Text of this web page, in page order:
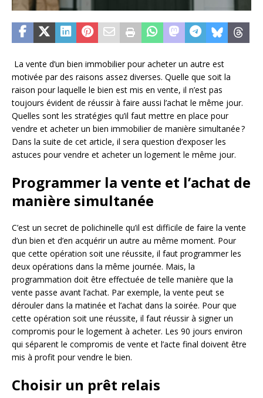
La vente d’un bien immobilier pour acheter un autre est
motivée par des raisons assez diverses. Quelle que soit la
raison pour laquelle le bien est mis en vente, il n’est pas
toujours évident de réussir à faire aussi l’achat le même jour.
Quelles sont les stratégies qu’il faut mettre en place pour
vendre et acheter un bien immobilier de manière simultanée ?
Dans la suite de cet article, il sera question d’exposer les
astuces pour vendre et acheter un logement le même jour.
Programmer la vente et l’achat de
manière simultanée
C’est un secret de polichinelle qu’il est difficile de faire la vente
d’un bien et d’en acquérir un autre au même moment. Pour
que cette opération soit une réussite, il faut programmer les
deux opérations dans la même journée. Mais, la
programmation doit être effectuée de telle manière que la
vente passe avant l’achat. Par exemple, la vente peut se
dérouler dans la matinée et l’achat dans la soirée. Pour que
cette opération soit une réussite, il faut réussir à signer un
compromis pour le logement à acheter. Les 90 jours environ
qui séparent le compromis de vente et l’acte final doivent être
mis à profit pour vendre le bien.
Choisir un prêt relais